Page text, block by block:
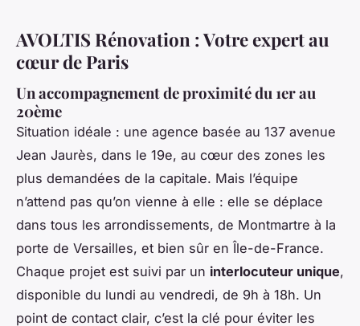
AVOLTIS Rénovation : Votre expert au
cœur de Paris
Un accompagnement de proximité du 1er au
20ème
Situation idéale : une agence basée au 137 avenue
Jean Jaurès, dans le 19e, au cœur des zones les
plus demandées de la capitale. Mais l’équipe
n’attend pas qu’on vienne à elle : elle se déplace
dans tous les arrondissements, de Montmartre à la
porte de Versailles, et bien sûr en Île-de-France.
Chaque projet est suivi par un interlocuteur unique,
disponible du lundi au vendredi, de 9h à 18h. Un
point de contact clair, c’est la clé pour éviter les